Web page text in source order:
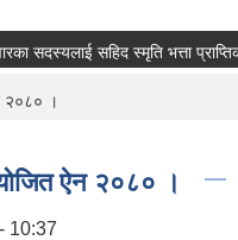
सहिद स्मृति भत्ता प्राप्तिको
२०८० ।
ऐन २०८० ।
10:37